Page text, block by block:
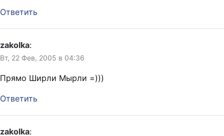
Ответить
zakolka:
Вт, 22 Фев, 2005 в 04:36
Прямо Ширли Мырли =)))
Ответить
zakolka: